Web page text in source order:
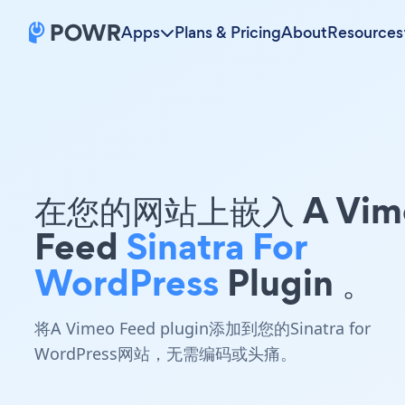
Apps Plans & PricingAboutResources
在您的网站上嵌入 A
Feed Sinatra For
WordPress Plugin 。
将A Vimeo Feed plugin添加到您的Sinatra for
WordPress网站，无需编码或头痛。